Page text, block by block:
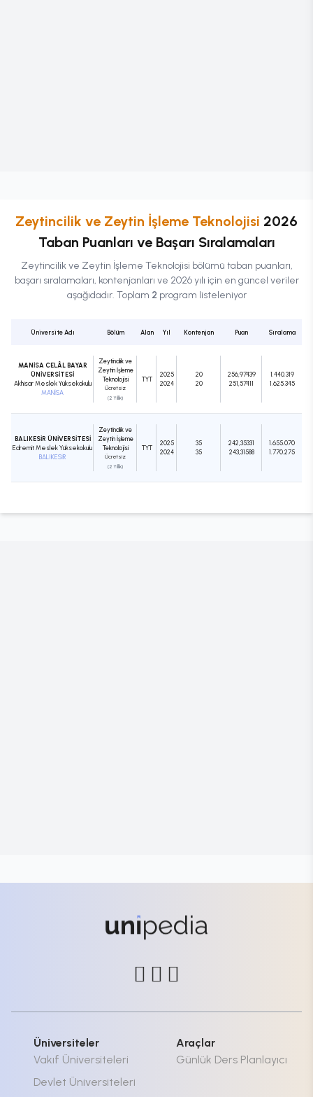
Zeytincilik ve Zeytin İşleme Teknolojisi 2026
Taban Puanları ve Başarı Sıralamaları
Zeytincilik ve Zeytin İşleme Teknolojisi bölümü taban puanları,
başarı sıralamaları, kontenjanları ve 2026 yılı için en güncel veriler
aşağıdadır. Toplam 2 program listeleniyor
Üniversite Adı Bölüm Alan Yıl Kontenjan Puan Sıralama
MANİSA CELÂL BAYAR
ÜNİVERSİTESİ
Akhisar Meslek Yüksekokulu
MANİSA
Zeytincilik ve
Zeytin İşleme
Teknolojisi
Ücretsiz
(2 Yıllık)
TYT
2025
2024
20
20
256,97439
251,57411
1.440.319
1.625.345
BALIKESİR ÜNİVERSİTESİ
Edremit Meslek Yüksekokulu
BALIKESİR
Zeytincilik ve
Zeytin İşleme
Teknolojisi
Ücretsiz
(2 Yıllık)
TYT
2025
2024
35
35
242,35331
243,31588
1.655.070
1.770.275
Üniversiteler
Vakıf Üniversiteleri
Devlet Üniversiteleri
Araçlar
Günlük Ders Planlayıcı